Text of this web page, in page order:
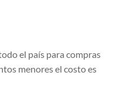
el país para compras
menores el costo es